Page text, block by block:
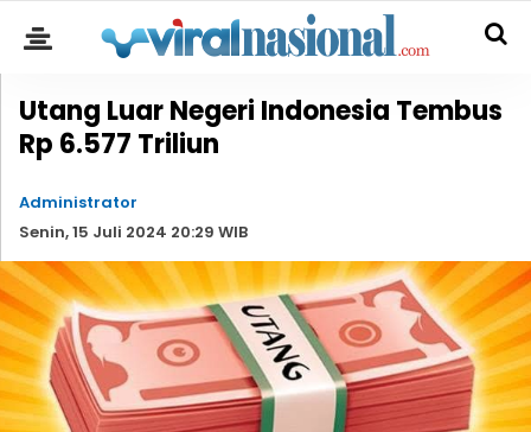
Utang Luar Negeri Indonesia Tembus
Rp 6.577 Triliun
Administrator
Senin, 15 Juli 2024 20:29 WIB